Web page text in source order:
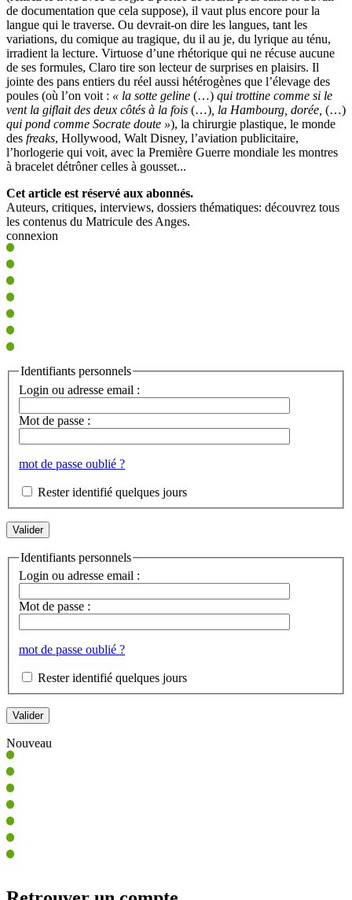
de documentation que cela suppose), il vaut plus encore pour la
langue qui le traverse. Ou devrait-on dire les langues, tant les
variations, du comique au tragique, du il au je, du lyrique au ténu,
irradient la lecture. Virtuose d’une rhétorique qui ne récuse aucune
de ses formules, Claro tire son lecteur de surprises en plaisirs. Il
jointe des pans entiers du réel aussi hétérogènes que l’élevage des
poules (où l’on voit : « la sotte geline (…) qui trottine comme si le
vent la giflait des deux côtés à la fois (…) , la Hambourg, dorée, (…)
qui pond comme Socrate doute »), la chirurgie plastique, le monde
des freaks, Hollywood, Walt Disney, l’aviation publicitaire,
l’horlogerie qui voit, avec la Première Guerre mondiale les montres
à bracelet détrôner celles à gousset...
Cet article est réservé aux abonnés.
Auteurs, critiques, interviews, dossiers thématiques: découvrez tous
les contenus du Matricule des Anges.
connexion
Identifiants personnels
Login ou adresse email :
Mot de passe :
mot de passe oublié ?
Rester identifié quelques jours
Identifiants personnels
Login ou adresse email :
Mot de passe :
mot de passe oublié ?
Rester identifié quelques jours
Nouveau